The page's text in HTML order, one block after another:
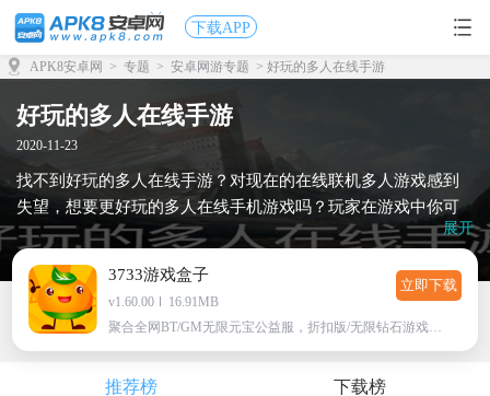
下载APP
APK8安卓网 > 专题 > 安卓网游专题 > 好玩的多人在线手游
好玩的多人在线手游
2020-11-23
找不到好玩的多人在线手游？对现在的在线联机多人游戏感到
失望，想要更好玩的多人在线手机游戏吗？玩家在游戏中你可
以和你的小伙伴们一起联机对战，丰富的关卡内容，特色的挑
战玩法，这里有最新最全最好玩的手机游戏，2020你最好的选
择，想要玩了吗？满足你的欲望，快点拿起手机下载吧！
展开
3733游戏盒子
v1.60.00
16.91MB
聚合全网BT/GM无限元宝公益服，折扣版/无限钻石游戏下载
立即下载
推荐榜 下载榜